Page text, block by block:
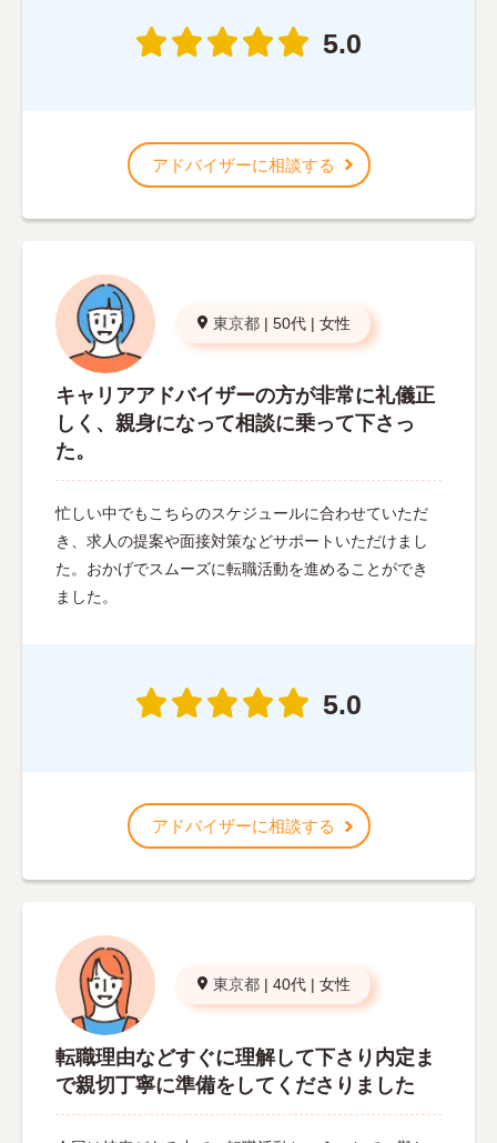
5.0
アドバイザーに相談する
東京都 | 50代 | 女性
キャリアアドバイザーの方が非常に礼儀正
しく、親身になって相談に乗って下さっ
た。
忙しい中でもこちらのスケジュールに合わせていただ
き、求人の提案や面接対策などサポートいただけまし
た。おかげでスムーズに転職活動を進めることができ
ました。
5.0
アドバイザーに相談する
東京都 | 40代 | 女性
転職理由などすぐに理解して下さり内定ま
で親切丁寧に準備をしてくださりました